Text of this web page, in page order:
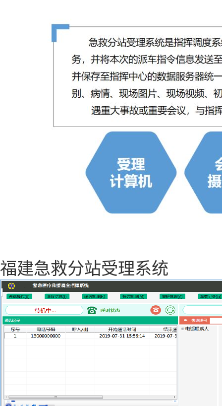
福建急救分站受理系统